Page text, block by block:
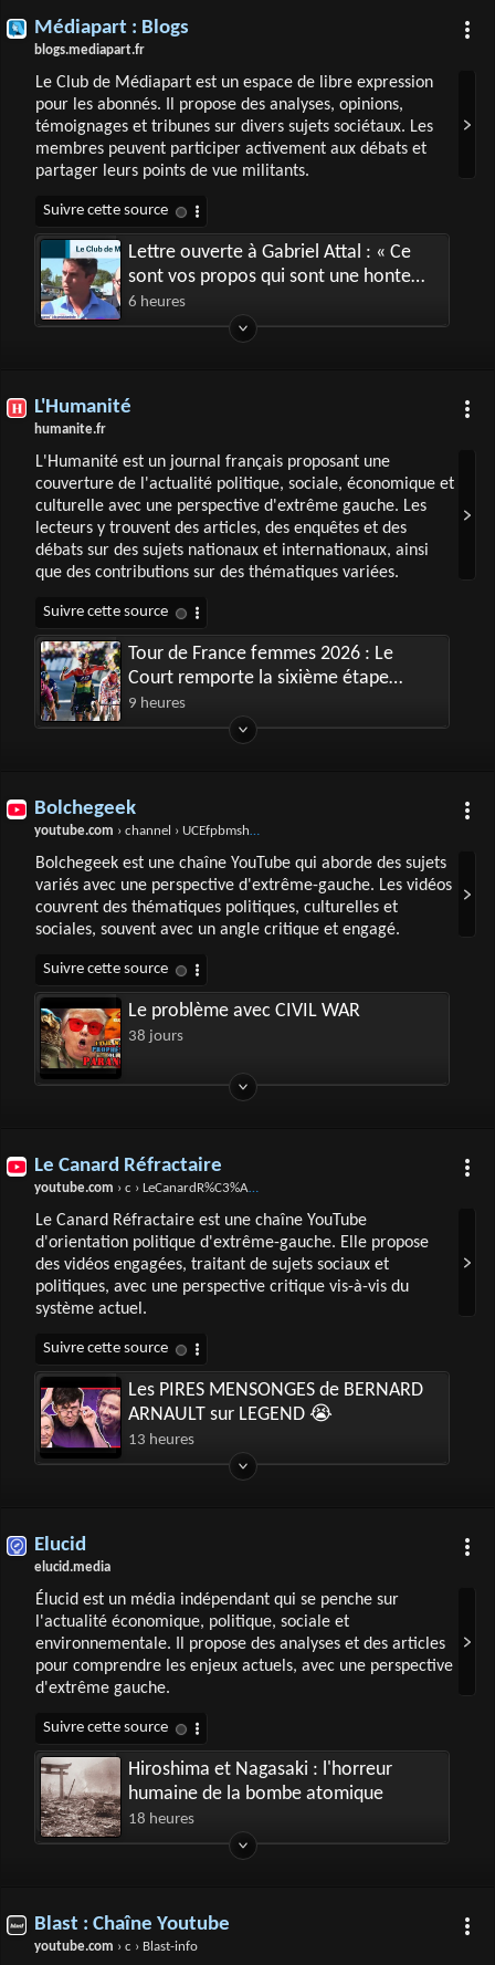
Médiapart : Blogs
blogs.mediapart.fr
Le Club de Médiapart est un espace de libre expression
pour les abonnés. Il propose des analyses, opinions,
témoignages et tribunes sur divers sujets sociétaux. Les
membres peuvent participer activement aux débats et
partager leurs points de vue militants.
Lettre ouverte à Gabriel Attal : « Ce
sont vos propos qui sont une honte
pour la République ! »
6 heures
L'Humanité
humanite.fr
L'Humanité est un journal français proposant une
couverture de l'actualité politique, sociale, économique et
culturelle avec une perspective d'extrême gauche. Les
lecteurs y trouvent des articles, des enquêtes et des
débats sur des sujets nationaux et internationaux, ainsi
que des contributions sur des thématiques variées.
Tour de France femmes 2026 : Le
Court remporte la sixième étape
devant Kerbaol
9 heures
Bolchegeek
youtube.com › channel › UCEfpbmshpf-G90fGLla73kA
Bolchegeek est une chaîne YouTube qui aborde des sujets
variés avec une perspective d'extrême-gauche. Les vidéos
couvrent des thématiques politiques, culturelles et
sociales, souvent avec un angle critique et engagé.
Le problème avec CIVIL WAR
38 jours
Le Canard Réfractaire
youtube.com › c › LeCanardR%C3%A9fractaire
Le Canard Réfractaire est une chaîne YouTube
d'orientation politique d'extrême-gauche. Elle propose
des vidéos engagées, traitant de sujets sociaux et
politiques, avec une perspective critique vis-à-vis du
système actuel.
Les PIRES MENSONGES de BERNARD
ARNAULT sur LEGEND 😭
13 heures
Elucid
elucid.media
Élucid est un média indépendant qui se penche sur
l'actualité économique, politique, sociale et
environnementale. Il propose des analyses et des articles
pour comprendre les enjeux actuels, avec une perspective
d'extrême gauche.
Hiroshima et Nagasaki : l'horreur
humaine de la bombe atomique
18 heures
Blast : Chaîne Youtube
youtube.com › c › Blast-info